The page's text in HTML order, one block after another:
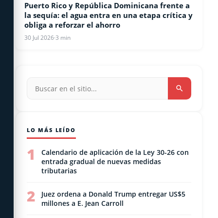
INTERNACIONALES
Puerto Rico y República Dominicana frente a
la sequía: el agua entra en una etapa crítica y
obliga a reforzar el ahorro
30 Jul 2026·3 min
LO MÁS LEÍDO
1
Calendario de aplicación de la Ley 30-26 con
entrada gradual de nuevas medidas
tributarias
2
Juez ordena a Donald Trump entregar US$5
millones a E. Jean Carroll